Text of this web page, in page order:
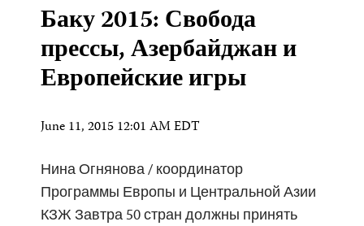
Баку 2015: Свобода
прессы, Азербайджан и
Европейские игры
June 11, 2015 12:01 AM EDT
Нина Огнянова / координатор
Программы Европы и Центральной Азии
КЗЖ Завтра 50 стран должны принять